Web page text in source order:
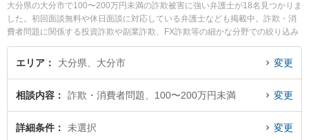
大分県の大分市で100〜200万円未満の詐欺被害に強い弁護士が18名見つかりま
した。初回面談無料や休日面談に対応している弁護士なども掲載中。詐欺・消
費者問題に関係する投資詐欺や副業詐欺、FX詐欺等の細かな分野での絞り込み
検索もでき便利です。特に麻生法律事務所の麻生 昭一弁護士や大分フラワー法
律事務所の巨瀬 慧人弁護士、園田大吾法律事務所の園田 大吾弁護士のプロフィ
たい』『100〜200万円未満の詐欺被害のトラブル解決の実績豊富な近くの弁護
士を検索したい』『初回相談無料で100〜200万円未満の詐欺被害を法律相談で
きる大分市内の弁護士に相談予約したい』などでお困りの相談者さんにおすす
エリア 大分県、大分市 変更
相談内容 詐欺・消費者問題、100〜200万円未満 変更
詳細条件 未選択 変更